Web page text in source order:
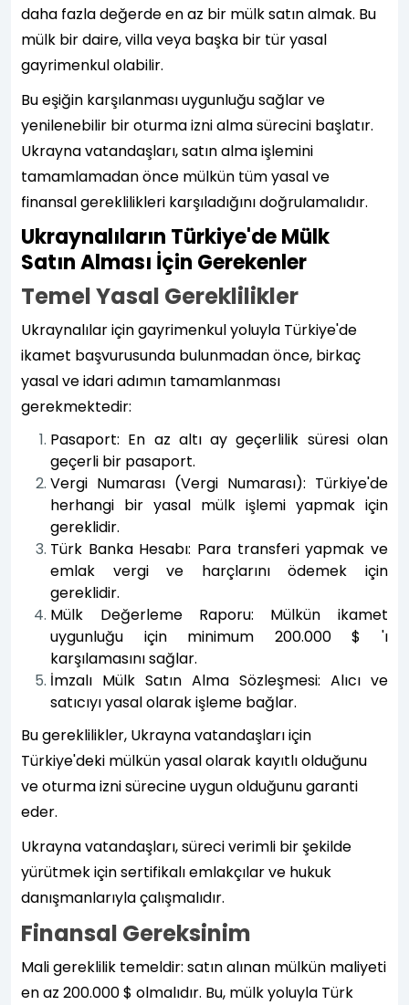
daha fazla değerde en az bir mülk satın almak. Bu
mülk bir daire, villa veya başka bir tür yasal
gayrimenkul olabilir.
Bu eşiğin karşılanması uygunluğu sağlar ve
yenilenebilir bir oturma izni alma sürecini başlatır.
Ukrayna vatandaşları, satın alma işlemini
tamamlamadan önce mülkün tüm yasal ve
finansal gereklilikleri karşıladığını doğrulamalıdır.
Ukraynalıların Türkiye'de Mülk
Satın Alması İçin Gerekenler
Temel Yasal Gereklilikler
Ukraynalılar için gayrimenkul yoluyla Türkiye'de
ikamet başvurusunda bulunmadan önce, birkaç
yasal ve idari adımın tamamlanması
gerekmektedir:
Pasaport: En az altı ay geçerlilik süresi olan
geçerli bir pasaport.
Vergi Numarası (Vergi Numarası): Türkiye'de
herhangi bir yasal mülk işlemi yapmak için
gereklidir.
Türk Banka Hesabı: Para transferi yapmak ve
emlak vergi ve harçlarını ödemek için
gereklidir.
Mülk Değerleme Raporu: Mülkün ikamet
uygunluğu için minimum 200.000 $ 'ı
karşılamasını sağlar.
İmzalı Mülk Satın Alma Sözleşmesi: Alıcı ve
satıcıyı yasal olarak işleme bağlar.
Bu gereklilikler, Ukrayna vatandaşları için
Türkiye'deki mülkün yasal olarak kayıtlı olduğunu
ve oturma izni sürecine uygun olduğunu garanti
eder.
Ukrayna vatandaşları, süreci verimli bir şekilde
yürütmek için sertifikalı emlakçılar ve hukuk
danışmanlarıyla çalışmalıdır.
Finansal Gereksinim
Mali gereklilik temeldir: satın alınan mülkün maliyeti
en az 200.000 $ olmalıdır. Bu, mülk yoluyla Türk